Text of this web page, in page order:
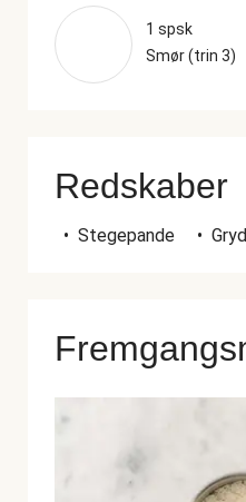
1 spsk
Smør (trin 3)
Redskaber
• Stegepande •